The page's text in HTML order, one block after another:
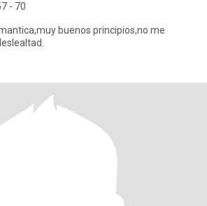
- 70
buenos principios,no me